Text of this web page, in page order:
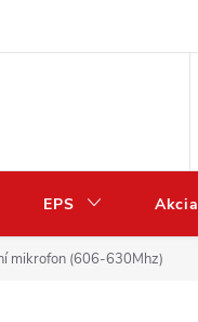
EPS Akcia
mikrofon (606-630Mhz)